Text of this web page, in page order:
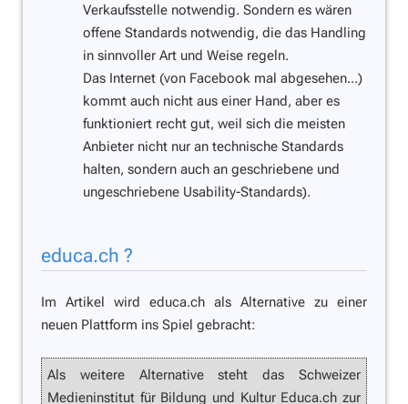
Verkaufsstelle notwendig. Sondern es wären
offene Standards notwendig, die das Handling
in sinnvoller Art und Weise regeln.
Das Internet (von Facebook mal abgesehen...)
kommt auch nicht aus einer Hand, aber es
funktioniert recht gut, weil sich die meisten
Anbieter nicht nur an technische Standards
halten, sondern auch an geschriebene und
ungeschriebene Usability-Standards).
educa.ch ?
Im Artikel wird educa.ch als Alternative zu einer
neuen Plattform ins Spiel gebracht:
Als weitere Alternative steht das Schweizer
Medieninstitut für Bildung und Kultur Educa.ch zur